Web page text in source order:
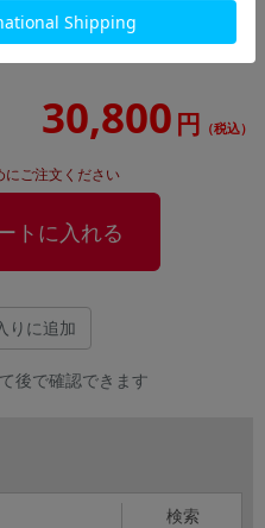
S73/FR
8GB/256GB
30,800 円 （税込）
にご注文ください
トに入れる
りに追加
後で確認できます
検索